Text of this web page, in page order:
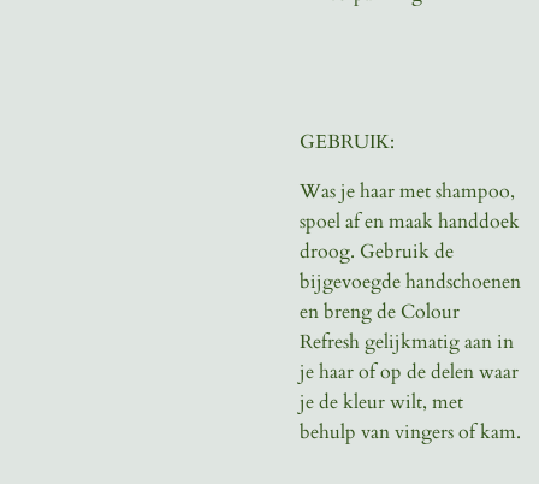
GEBRUIK:
Was je haar met shampoo,
spoel af en maak handdoek
droog. Gebruik de
bijgevoegde handschoenen
en breng de Colour
Refresh gelijkmatig aan in
je haar of op de delen waar
je de kleur wilt, met
behulp van vingers of kam.